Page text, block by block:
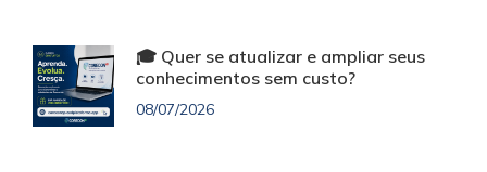
🎓 Quer se atualizar e ampliar seus
conhecimentos sem custo?
08/07/2026